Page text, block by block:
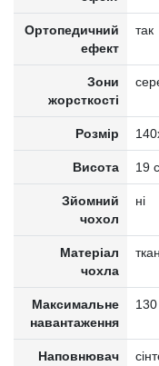
Ортопедичний
ефект
так
Зони
жорсткості
Розмір
Висота 19
Зйомний
чохол
ні
Матеріал
чохла
Максимальне
навантаження
130
Наповнювач